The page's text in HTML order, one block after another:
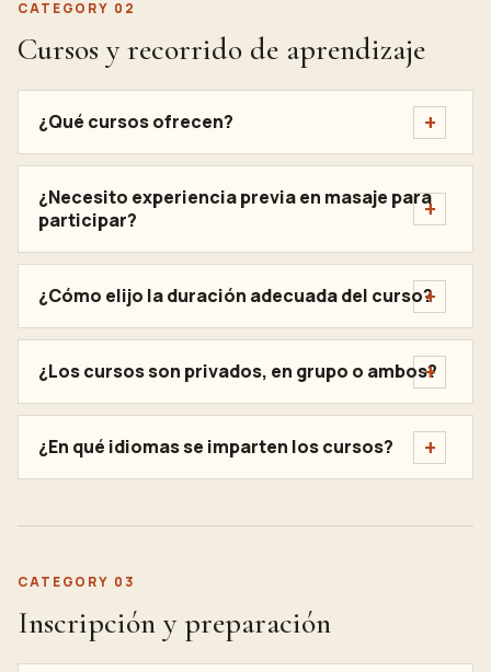
CATEGORY 02
Cursos y recorrido de aprendizaje
¿Qué cursos ofrecen?
¿Necesito experiencia previa en masaje para
participar?
¿Cómo elijo la duración adecuada del curso?
¿Los cursos son privados, en grupo o ambos?
¿En qué idiomas se imparten los cursos?
CATEGORY 03
Inscripción y preparación